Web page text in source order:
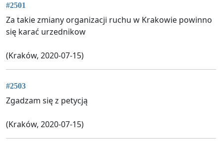
#2501
Za takie zmiany organizacji ruchu w Krakowie powinno
się karać urzednikow
(Kraków, 2020-07-15)
#2503
Zgadzam się z petycją
(Kraków, 2020-07-15)